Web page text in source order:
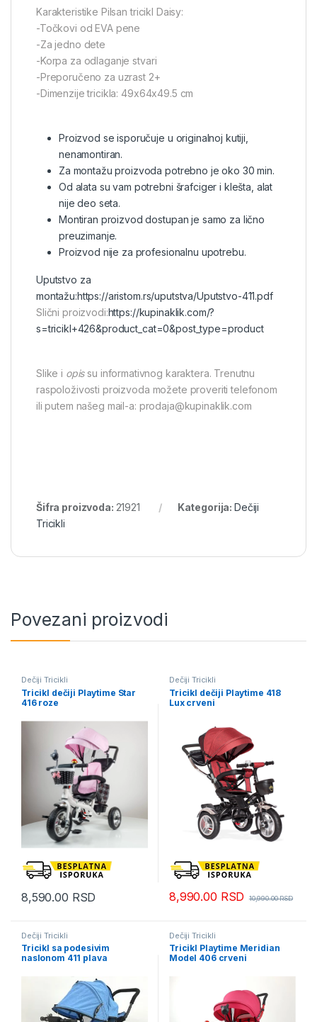
Karakteristike Pilsan tricikl Daisy:
-Točkovi od EVA pene
-Za jedno dete
-Korpa za odlaganje stvari
-Preporučeno za uzrast 2+
-Dimenzije tricikla: 49x64x49.5 cm
Proizvod se isporučuje u originalnoj kutiji,
nenamontiran.
Za montažu proizvoda potrebno je oko 30 min.
Od alata su vam potrebni šrafciger i klešta, alat
nije deo seta.
Montiran proizvod dostupan je samo za lično
preuzimanje.
Proizvod nije za profesionalnu upotrebu.
Uputstvo za
montažu:https://aristom.rs/uputstva/Uputstvo-411.pdf
Slični proizvodi:https://kupinaklik.com/?
s=tricikl+426&product_cat=0&post_type=product
Slike i opissu informativnog karaktera. Trenutnu
raspoloživosti proizvoda možete proveriti telefonom
ili putem našeg mail-a: prodaja@kupinaklik.com
Šifra proizvoda: 21921 Kategorija: Dečiji
Tricikli
Povezani proizvodi
Dečiji Tricikli
Tricikl dečiji Playtime Star
416 roze
8,590.00 RSD
Dečiji Tricikli
Tricikl dečiji Playtime 418
Lux crveni
8,990.00 RSD 10,990.00RSD
Dečiji Tricikli
Tricikl sa podesivim
naslonom 411 plava
Dečiji Tricikli
Tricikl Playtime Meridian
Model 406 crveni